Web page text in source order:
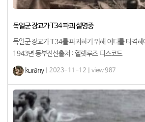
독일군 장교가 T34 파괴 설명중
독일군 장교가 T34를 파괴하기 위해 어디를 타격
1943년 동부전선출처 : 헬렛루즈 디스코드
kurany| 2023-11-12 | view 987